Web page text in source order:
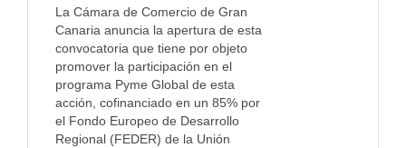
La Cámara de Comercio de Gran
Canaria anuncia la apertura de esta
convocatoria que tiene por objeto
promover la participación en el
programa Pyme Global de esta
acción, cofinanciado en un 85% por
el Fondo Europeo de Desarrollo
Regional (FEDER) de la Unión